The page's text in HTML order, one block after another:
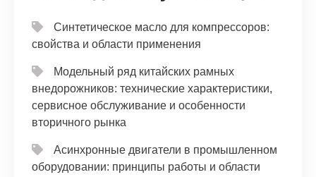
Синтетическое масло для компрессоров:
свойства и области применения
Модельный ряд китайских рамных
внедорожников: технические характеристики,
сервисное обслуживание и особенности
вторичного рынка
Асинхронные двигатели в промышленном
оборудовании: принципы работы и области